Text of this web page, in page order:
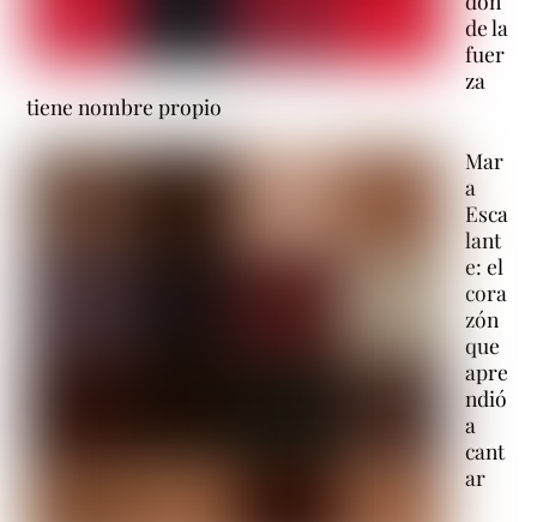
de la
fuer
za
tiene nombre propio
Mar
a
Esca
lant
e: el
cora
zón
que
apre
ndió
a
cant
ar